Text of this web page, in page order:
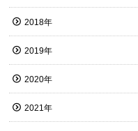
2018年
2019年
2020年
2021年